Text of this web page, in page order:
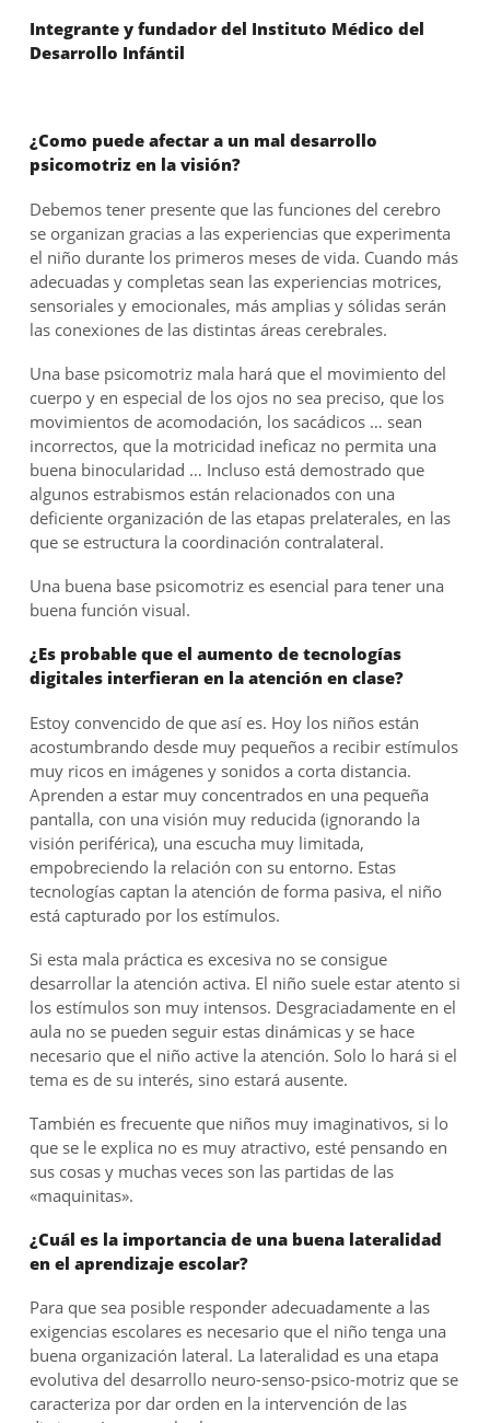
Integrante y fundador del Instituto Médico del
Desarrollo Infántil
¿Como puede afectar a un mal desarrollo
psicomotriz en la visión?
Debemos tener presente que las funciones del cerebro
se organizan gracias a las experiencias que experimenta
el niño durante los primeros meses de vida. Cuando más
adecuadas y completas sean las experiencias motrices,
sensoriales y emocionales, más amplias y sólidas serán
las conexiones de las distintas áreas cerebrales.
Una base psicomotriz mala hará que el movimiento del
cuerpo y en especial de los ojos no sea preciso, que los
movimientos de acomodación, los sacádicos … sean
incorrectos, que la motricidad ineficaz no permita una
buena binocularidad … Incluso está demostrado que
algunos estrabismos están relacionados con una
deficiente organización de las etapas prelaterales, en las
que se estructura la coordinación contralateral.
Una buena base psicomotriz es esencial para tener una
buena función visual.
¿Es probable que el aumento de tecnologías
digitales interfieran en la atención en clase?
Estoy convencido de que así es. Hoy los niños están
acostumbrando desde muy pequeños a recibir estímulos
muy ricos en imágenes y sonidos a corta distancia.
Aprenden a estar muy concentrados en una pequeña
pantalla, con una visión muy reducida (ignorando la
visión periférica), una escucha muy limitada,
empobreciendo la relación con su entorno. Estas
tecnologías captan la atención de forma pasiva, el niño
está capturado por los estímulos.
Si esta mala práctica es excesiva no se consigue
desarrollar la atención activa. El niño suele estar atento si
los estímulos son muy intensos. Desgraciadamente en el
aula no se pueden seguir estas dinámicas y se hace
necesario que el niño active la atención. Solo lo hará si el
tema es de su interés, sino estará ausente.
También es frecuente que niños muy imaginativos, si lo
que se le explica no es muy atractivo, esté pensando en
sus cosas y muchas veces son las partidas de las
«maquinitas».
¿Cuál es la importancia de una buena lateralidad
en el aprendizaje escolar?
Para que sea posible responder adecuadamente a las
exigencias escolares es necesario que el niño tenga una
buena organización lateral. La lateralidad es una etapa
evolutiva del desarrollo neuro-senso-psico-motriz que se
caracteriza por dar orden en la intervención de las